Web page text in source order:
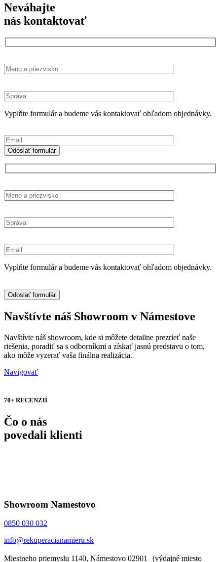
Neváhajte
nás kontaktovať
Vyplňte formulár a budeme vás kontaktovať ohľadom objednávky.
Vyplňte formulár a budeme vás kontaktovať ohľadom objednávky.
Navštívte náš Showroom v Námestove
Navštívte náš showroom, kde si môžete detailne prezrieť naše
riešenia, poradiť sa s odborníkmi a získať jasnú predstavu o tom,
ako môže vyzerať vaša finálna realizácia.
Navigovať
70+ RECENZIÍ
Čo o nás
povedali klienti
Showroom Namestovo
0850 030 032
info@rekuperacianamieru.sk
Miestneho priemyslu 1140, Námestovo 02901 (výdajné miesto